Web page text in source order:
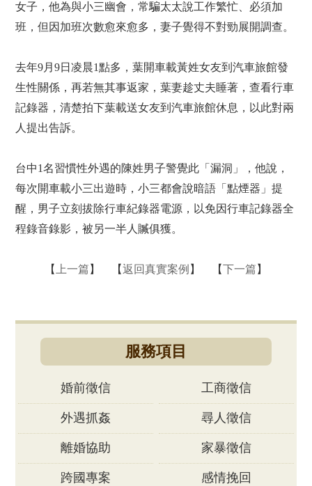
女子，他為與小三幽會，常騙太太說工作繁忙、必須加
班，但因加班次數愈來愈多，妻子覺得不對勁展開調查。
去年9月9日凌晨1點多，葉開車載黃姓女友到汽車旅館發
生性關係，再若無其事返家，葉妻趁丈夫睡著，查看行車
記錄器，清楚拍下葉載送女友到汽車旅館休息，以此對兩
人提出告訴。
台中1名習慣性外遇的陳姓男子警覺此「漏洞」，他說，
每次開車載小三出遊時，小三都會說暗語「點煙器」提
醒，男子立刻拔除行車紀錄器電源，以免因行車記錄器全
程錄音錄影，被另一半人贓俱獲。
【 上一篇 】 【返回真實案例 】 【下一篇 】
服務項目
婚前徵信 工商徵信
外遇抓姦 尋人徵信
離婚協助 家暴徵信
跨國專案 感情挽回